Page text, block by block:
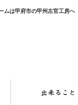
ムは甲府市の甲州左官工房へ
出来ること